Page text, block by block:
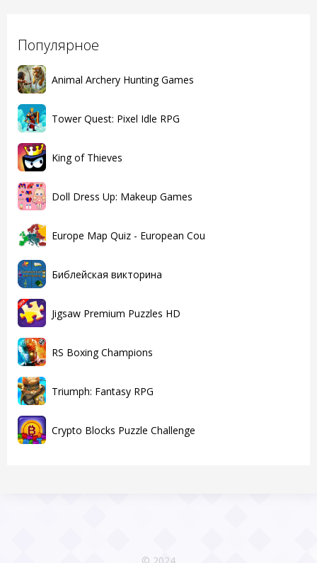
Популярное
Animal Archery Hunting Games
Tower Quest: Pixel Idle RPG
King of Thieves
Doll Dress Up: Makeup Games
Europe Map Quiz - European Cou
Библейская викторина
Jigsaw Premium Puzzles HD
RS Boxing Champions
Triumph: Fantasy RPG
Crypto Blocks Puzzle Challenge